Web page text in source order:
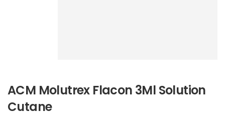
ACM Molutrex Flacon 3Ml Solution
Cutane